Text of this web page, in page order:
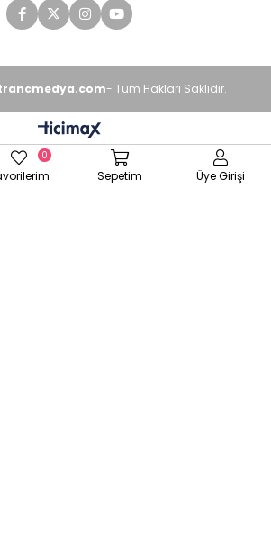
- Tüm Hakları Saklıdır.
0
Sepetim Üye Girişi